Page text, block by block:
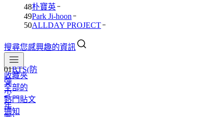
48朴寶英
49Park Ji-hoon
50ALLDAY PROJECT
搜尋您感興趣的資訊
收藏夾
全部的
熱門貼文
通知
01BTS(防
彈
少
年